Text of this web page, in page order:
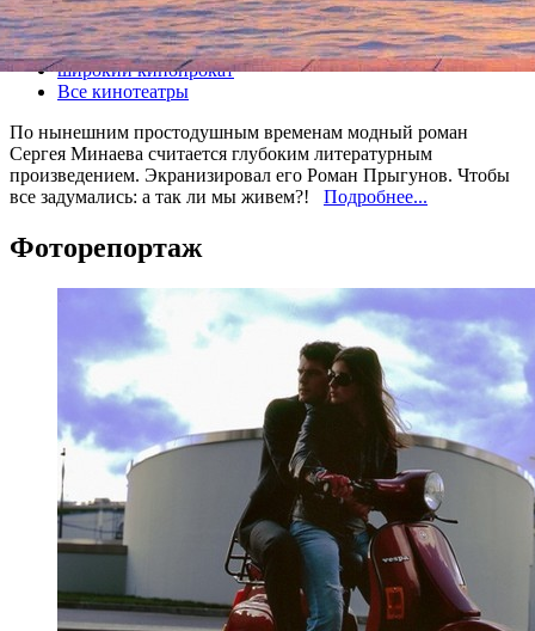
Все кино
широкий кинопрокат
Все кинотеатры
По нынешним простодушным временам модный роман
Сергея Минаева считается глубоким литературным
произведением. Экранизировал его Роман Прыгунов. Чтобы
все задумались: а так ли мы живем?! Подробнее...
Фоторепортаж